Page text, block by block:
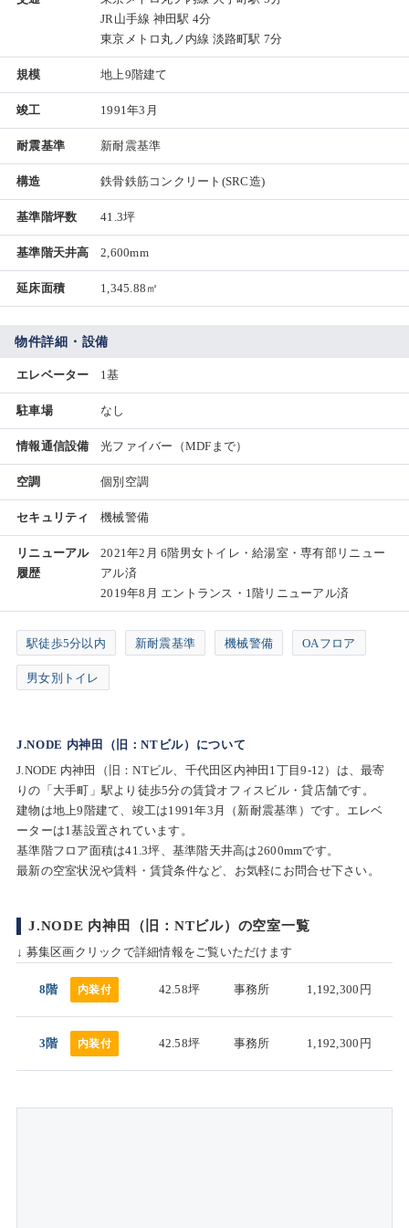
JR山手線 神田駅 4分
東京メトロ丸ノ内線 淡路町駅 7分
規模 地上9階建て
竣工 1991年3月
耐震基準 新耐震基準
構造 鉄骨鉄筋コンクリート(SRC造)
基準階坪数 41.3坪
基準階天井高 2,600mm
延床面積 1,345.88㎡
物件詳細・設備
エレベーター 1基
駐車場 なし
情報通信設備 光ファイバー（MDFまで）
空調 個別空調
セキュリティ 機械警備
リニューアル
履歴
2021年2月 6階男女トイレ・給湯室・専有部リニュー
アル済
2019年8月 エントランス・1階リニューアル済
駅徒歩5分以内 新耐震基準 機械警備 OAフロア
男女別トイレ
J.NODE 内神田（旧：NTビル）について
J.NODE 内神田（旧：NTビル、千代田区内神田1丁目9-12）は、最寄
りの「大手町」駅より徒歩5分の賃貸オフィスビル・貸店舗です。
建物は地上9階建て、竣工は1991年3月（新耐震基準）です。エレベ
ーターは1基設置されています。
基準階フロア面積は41.3坪、基準階天井高は2600mmです。
最新の空室状況や賃料・賃貸条件など、お気軽にお問合せ下さい。
J.NODE 内神田（旧：NTビル）の空室一覧
↓ 募集区画クリックで詳細情報をご覧いただけます
8階 内装付 42.58坪 事務所 1,192,300円
3階 内装付 42.58坪 事務所 1,192,300円